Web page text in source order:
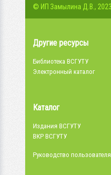
© ИП Замылина Д.В.,
Другие ресурсы
Библиотека ВСГУТУ
Электронный каталог
Каталог
Издания ВСГУТУ
ВКР ВСГУТУ
Руководство пользователя